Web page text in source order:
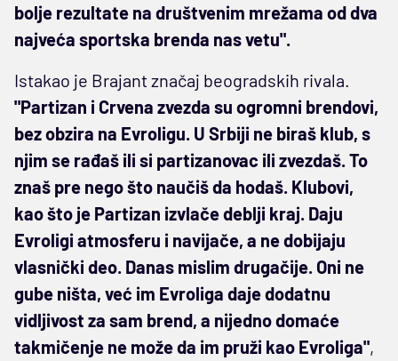
bolje rezultate na društvenim mrežama od dva
najveća sportska brenda nas vetu".
Istakao je Brajant značaj beogradskih rivala.
"Partizan i Crvena zvezda su ogromni brendovi,
bez obzira na Evroligu. U Srbiji ne biraš klub, s
njim se rađaš ili si partizanovac ili zvezdaš. To
znaš pre nego što naučiš da hodaš. Klubovi,
kao što je Partizan izvlače deblji kraj. Daju
Evroligi atmosferu i navijače, a ne dobijaju
vlasnički deo. Danas mislim drugačije. Oni ne
gube ništa, već im Evroliga daje dodatnu
vidljivost za sam brend, a nijedno domaće
takmičenje ne može da im pruži kao Evroliga",